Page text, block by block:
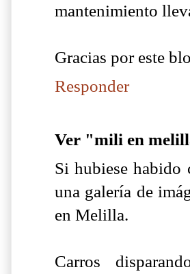
mantenimiento
Gracias por este
Responder
Ver "mili en
Si hubiese habido
una galería de
en Melilla.
Carros